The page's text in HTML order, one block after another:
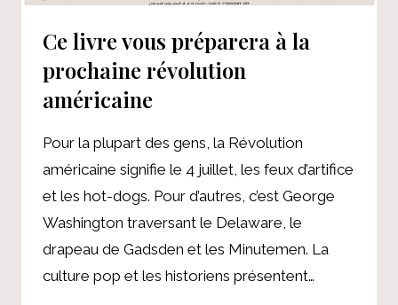
Ce livre vous préparera à la
prochaine révolution
américaine
Pour la plupart des gens, la Révolution
américaine signifie le 4 juillet, les feux d’artifice
et les hot-dogs. Pour d’autres, c’est George
Washington traversant le Delaware, le
drapeau de Gadsden et les Minutemen. La
culture pop et les historiens présentent…